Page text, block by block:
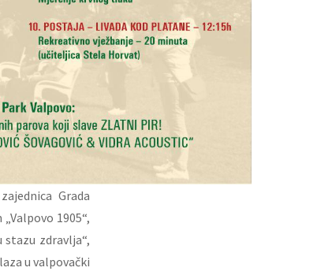
Grada
1905“,
zdravlja“,
u valpovački